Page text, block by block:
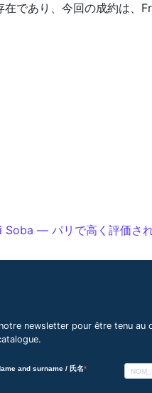
であり、今回の成約は、
Soba ― パリで高く評価さ
newsletter pour être tenu au
and surname / 氏名